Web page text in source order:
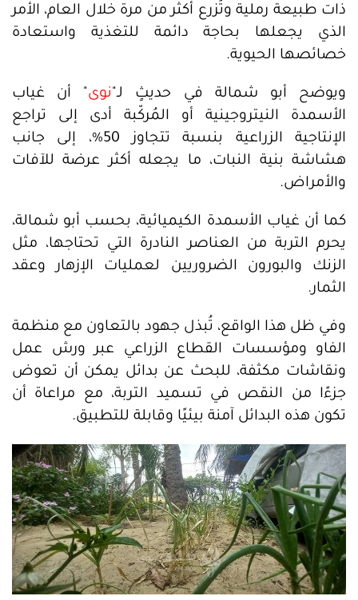
ذات طبيعة رملية وتُزرع أكثر من مرة خلال العام، الأمر
الذي يجعلها بحاجة دائمة للتغذية واستعادة
خصائصها الحيوية.
ويوضح أبو شمالة في حديثٍ لـ"نوى" أن غياب
الأسمدة النيتروجينية أو المُركّبة أدى إلى تراجع
الإنتاجية الزراعية بنسبة تتجاوز 50%، إلى جانب
هشاشة بنية النبات، ما يجعله أكثر عرضة للآفات
والأمراض.
كما أن غياب الأسمدة الكيميائية، بحسب أبو شمالة،
يحرم التربة من العناصر النادرة التي تحتاجها، مثل
الزنك والبورون الضروريين لعمليات الإزهار وعقد
الثمار.
وفي ظل هذا الواقع، تُبذل جهود بالتعاون مع منظمة
الفاو ومؤسسات القطاع الزراعي عبر ورش عمل
ونقاشات مكثفة، للبحث عن بدائل يمكن أن تعوض
جزءًا من النقص في تسميد التربة، مع مراعاة أن
تكون هذه البدائل آمنة بيئيًا وقابلة للتطبيق.